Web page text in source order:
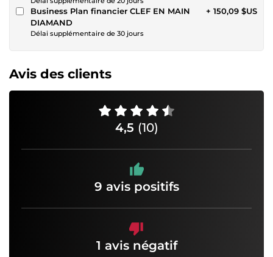
Business Plan financier CLEF EN MAIN
DIAMAND
Délai supplémentaire de 30 jours
+ 150,09 $US
Avis des clients
4,5 (10)
9 avis positifs
1 avis négatif